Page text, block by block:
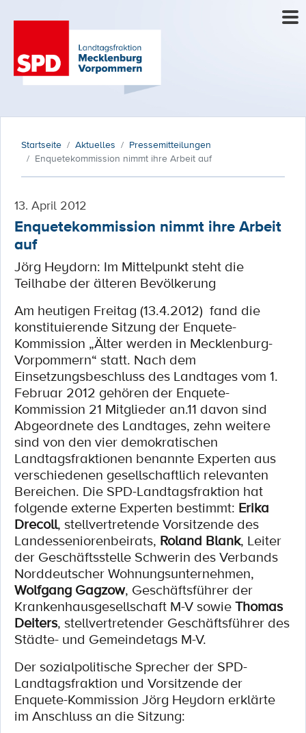
Startseite Aktuelles
Pressemitteilungen
Enquetekommission nimmt ihre Arbeit auf
13. April 2012
Enquetekommission nimmt ihre Arbeit
auf
Jörg Heydorn: Im Mittelpunkt steht die
Teilhabe der älteren Bevölkerung
Am heutigen Freitag (13.4.2012) fand die
konstituierende Sitzung der Enquete-
Kommission „Älter werden in Mecklenburg-
Vorpommern“ statt. Nach dem
Einsetzungsbeschluss des Landtages vom 1.
Februar 2012 gehören der Enquete-
Kommission 21 Mitglieder an.11 davon sind
Abgeordnete des Landtages, zehn weitere
sind von den vier demokratischen
Landtagsfraktionen benannte Experten aus
verschiedenen gesellschaftlich relevanten
Bereichen. Die SPD-Landtagsfraktion hat
folgende externe Experten bestimmt: Erika
Drecoll, stellvertretende Vorsitzende des
Landesseniorenbeirats, Roland Blank, Leiter
der Geschäftsstelle Schwerin des Verbands
Norddeutscher Wohnungsunternehmen,
Wolfgang Gagzow, Geschäftsführer der
Krankenhausgesellschaft M-V sowieThomas
Deiters, stellvertretender Geschäftsführer des
Städte- und Gemeindetags M-V.
Der sozialpolitische Sprecher der SPD-
Landtagsfraktion und Vorsitzende der
Enquete-Kommission Jörg Heydorn erklärte
im Anschluss an die Sitzung: